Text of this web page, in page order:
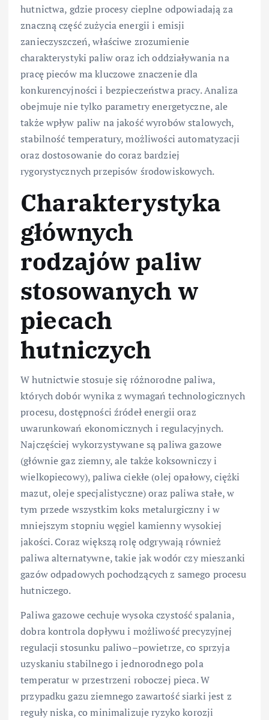
hutnictwa, gdzie procesy cieplne odpowiadają za
znaczną część zużycia energii i emisji
zanieczyszczeń, właściwe zrozumienie
charakterystyki paliw oraz ich oddziaływania na
pracę pieców ma kluczowe znaczenie dla
konkurencyjności i bezpieczeństwa pracy. Analiza
obejmuje nie tylko parametry energetyczne, ale
także wpływ paliw na jakość wyrobów stalowych,
stabilność temperatury, możliwości automatyzacji
oraz dostosowanie do coraz bardziej
rygorystycznych przepisów środowiskowych.
Charakterystyka
głównych
rodzajów paliw
stosowanych w
piecach
hutniczych
W hutnictwie stosuje się różnorodne paliwa,
których dobór wynika z wymagań technologicznych
procesu, dostępności źródeł energii oraz
uwarunkowań ekonomicznych i regulacyjnych.
Najczęściej wykorzystywane są paliwa gazowe
(głównie gaz ziemny, ale także koksowniczy i
wielkopiecowy), paliwa ciekłe (olej opałowy, ciężki
mazut, oleje specjalistyczne) oraz paliwa stałe, w
tym przede wszystkim koks metalurgiczny i w
mniejszym stopniu węgiel kamienny wysokiej
jakości. Coraz większą rolę odgrywają również
paliwa alternatywne, takie jak wodór czy mieszanki
gazów odpadowych pochodzących z samego procesu
hutniczego.
Paliwa gazowe cechuje wysoka czystość spalania,
dobra kontrola dopływu i możliwość precyzyjnej
regulacji stosunku paliwo–powietrze, co sprzyja
uzyskaniu stabilnego i jednorodnego pola
temperatur w przestrzeni roboczej pieca. W
przypadku gazu ziemnego zawartość siarki jest z
reguły niska, co minimalizuje ryzyko korozji